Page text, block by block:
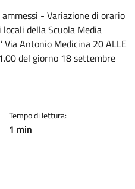
- Variazione di orario
della Scuola Media
Via Antonio Medicina 20 ALLE
del giorno 18 settembre
Tempo di lettura:
1 min